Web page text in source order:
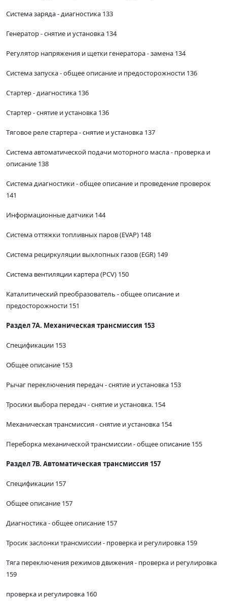
Система заряда - диагностика 133
Генератор - снятие и установка 134
Регулятор напряжения и щетки генератора - замена 134
Система запуска - общее описание и предосторожности 136
Стартер - диагностика 136
Стартер - снятие и установка 136
Тяговое реле стартера - снятие и установка 137
Система автоматической подачи моторного масла - проверка и
описание 138
Система диагностики - общее описание и проведение проверок
141
Информационные датчики 144
Система оттяжки топливных паров (EVAP) 148
Система рециркуляции выхлопных газов (EGR) 149
Система вентиляции картера (PCV) 150
Каталитический преобразователь - общее описание и
предосторожности 151
Раздел 7А. Механическая трансмиссия 153
Спецификации 153
Общее описание 153
Рычаг переключения передач - снятие и установка 153
Тросики выбора передач - снятие и установка. 154
Механическая трансмиссия - снятие и установка 154
Переборка механической трансмиссии - общее описание 155
Раздел 7В. Автоматическая трансмиссия 157
Спецификации 157
Общее описание 157
Диагностика - общее описание 157
Тросик заслонки трансмиссии - проверка и регулировка 159
Тяга переключения режимов движения - проверка и регулировка
159
проверка и регулировка 160